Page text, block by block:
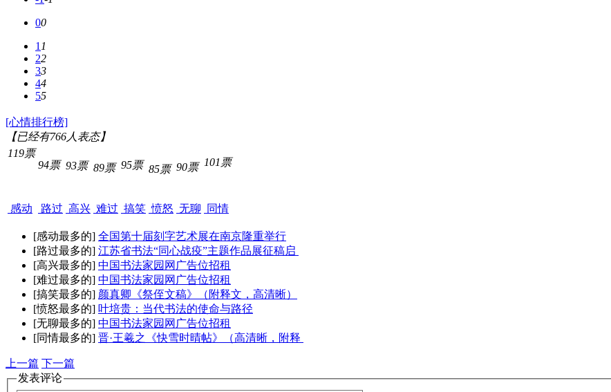
00
11
22
33
44
55
[心情排行榜]
【已经有766人表态】
119票
感动
94票
路过
93票
高兴
89票
难过
95票
搞笑
85票
愤怒
90票
无聊
101票
同情
[感动最多的] 全国第十届刻字艺术展在南京隆重举行
[路过最多的] 江苏省书法“同心战疫”主题作品展征稿启
[高兴最多的] 中国书法家园网广告位招租
[难过最多的] 中国书法家园网广告位招租
[搞笑最多的] 颜真卿《祭侄文稿》（附释文，高清晰）
[愤怒最多的] 叶培贵：当代书法的使命与路径
[无聊最多的] 中国书法家园网广告位招租
[同情最多的] 晋·王羲之《快雪时晴帖》（高清晰，附释
上一篇 下一篇
发表评论